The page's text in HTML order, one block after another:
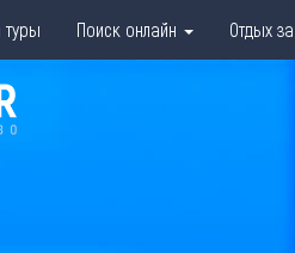
Поиск онлайн Отдых